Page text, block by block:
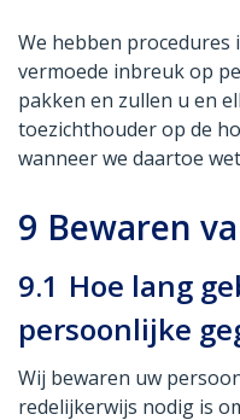
We hebben
vermoede inbreuk op
pakken en zullen u en
toezichthouder op de
wanneer we daartoe
9 Bewaren
9.1 Hoe lang
persoonlijke
Wij bewaren uw
redelijkerwijs nodig is